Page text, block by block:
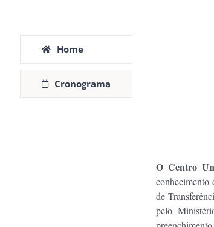
Home
Cronograma
O Centro
conhecimento
de
pelo